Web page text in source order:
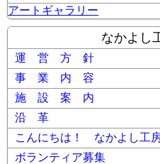
アートギャラリー
なかよし
運 営 方 針
事 業 内 容
施 設 案 内
沿 革
こんにちは！ なかよし工
ボランティア募集